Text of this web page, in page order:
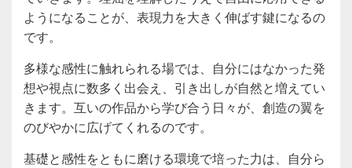
ようになることが、表現力を大きく伸ばす鍵になるの
です。
多様な感性に触れられる場では、自分にはなかった発
想や視点に数多く出会え、引き出しが自然と増えてい
きます。互いの作品から学び合う日々が、創造の翼を
のびやかに広げてくれるのです。
基礎と感性をともに磨ける環境で培った力は、自分ら